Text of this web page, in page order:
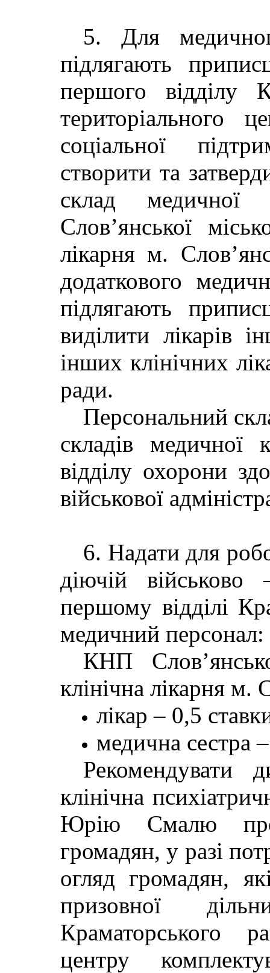
5. Для
підлягають
першого відділу
територіального
соціальної
створити та
склад
Слов’янської
лікарня м.
додаткового
підлягають
виділити лікарів
інших клінічних
ради.
Персональний
складів медичної
відділу охорони
військової
6. Надати для
діючій військово
першому відділі
медичний персонал:
КНП
клінічна лікарня м.
лікар – 0,5
медична сестра
Рекомендувати
клінічна
Юрію Смалю
громадян, у разі
огляд громадян,
призовної
Краматорського
центру